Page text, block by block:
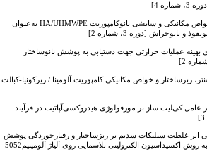
4]
بررسی خواص مکانیکی و سایشی نانوکامپوزیت HA/UHMWPE به‌عنوان
[دوره 3، شماره 2]
عملیات حرارتی جهت دستیابی به پوشش نانوساختار
ریزساختار و خواص مکانیکی کامپوزیت آلومینا / زیرکونیا-کبالت
کی‌لیت ساز بر مورفولوژی هیدروکسی‌آپاتیت در فرآیند
غلظت سیلیکات‌ سدیم بر ریزساختار و رفتارخوردگی پوشش
‌های سرامیکی تشکیل‌ شده به روش اکسیداسیون الکترولیتی پلاسمایی روی آلیاژ آلومینیم5052